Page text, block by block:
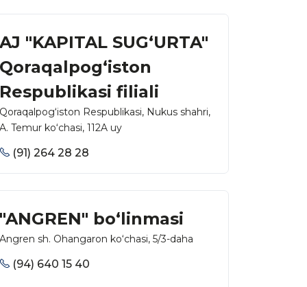
AJ "KAPITAL SUG‘URTA"
Qoraqalpog‘iston
Respublikasi filiali
Qoraqalpog‘iston Respublikasi, Nukus shahri,
A. Temur ko‘chasi, 112A uy
(91) 264 28 28
"ANGREN" bo‘linmasi
Angren sh. Ohangaron ko‘chasi, 5/3-daha
(94) 640 15 40